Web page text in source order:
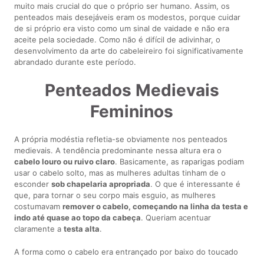
muito mais crucial do que o próprio ser humano. Assim, os
penteados mais desejáveis eram os modestos, porque cuidar
de si próprio era visto como um sinal de vaidade e não era
aceite pela sociedade. Como não é difícil de adivinhar, o
desenvolvimento da arte do cabeleireiro foi significativamente
abrandado durante este período.
Penteados Medievais
Femininos
A própria modéstia refletia-se obviamente nos penteados
medievais. A tendência predominante nessa altura era o
cabelo louro ou ruivo claro. Basicamente, as raparigas podiam
usar o cabelo solto, mas as mulheres adultas tinham de o
escondersob chapelaria apropriada. O que é interessante é
que, para tornar o seu corpo mais esguio, as mulheres
costumavamremover o cabelo, começando na linha da testa e
indo até quase ao topo da cabeça. Queriam acentuar
claramente atesta alta.
A forma como o cabelo era entrançado por baixo do toucado